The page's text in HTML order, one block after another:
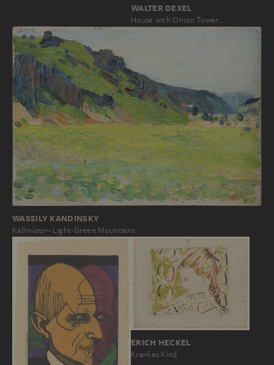
WALTER DEXEL
House with Onion Tower…
WASSILY KANDINSKY
Kallmünz—Light-Green Mountains
ERICH HECKEL
Krankes Kind